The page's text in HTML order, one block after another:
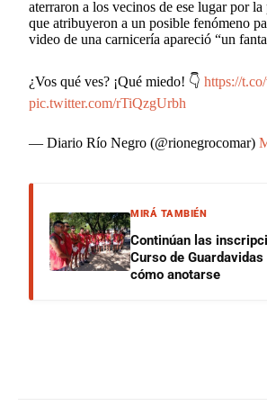
aterraron a los vecinos de ese lugar por la
que atribuyeron a un posible fenómeno
video de una carnicería apareció “un
¿Vos qué ves? ¡Qué miedo! 👇https://
pic.twitter.com/rTiQzgUrbh
— Diario Río Negro (@rionegrocomar)
MIRÁ TAMBIÉN
Continúan las
Curso de
cómo anotarse